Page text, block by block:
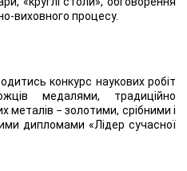
виховного процесу.
конкурс наукових робіт
медалями, традиційно
металів − золотими, срібними і
дипломами «Лідер сучасної